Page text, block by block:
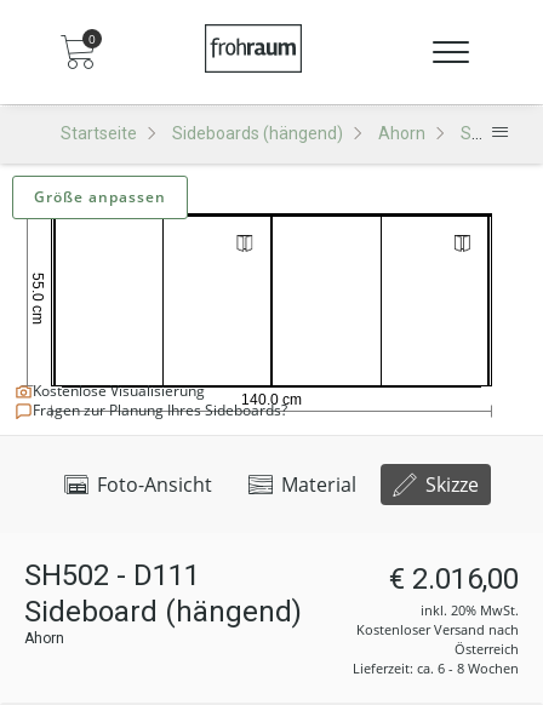
0
Startseite Sideboards (hängend) Ahorn SH502 Sideboard (hängend)
Foto-Ansicht Material Skizze
Kostenlose Visualisierung
Fragen zur Planung Ihres Sideboards?
Größe anpassen
SH502 - D111
Sideboard (hängend)
Ahorn
€ 2.016,00
inkl. 20% MwSt.
Kostenloser Versand nach
Österreich
Lieferzeit: ca. 6 - 8 Wochen